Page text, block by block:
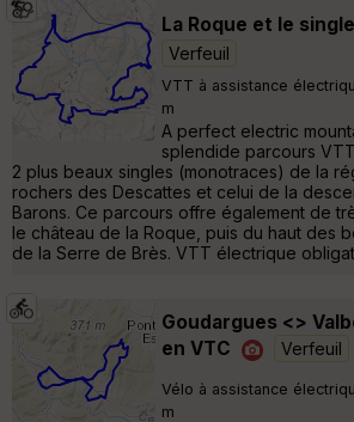
La Roque et le
Verfeuil
VTT à assistance
m
A perfect electric
splendide parcours
2 plus beaux singles (monotraces) de la
rochers des Descattes et celui de la
Barons. Ce parcours offre également de
le château de la Roque, puis du haut des
de la Serre de Brès. VTT électrique
Goudargues <>
en VTC
Verfeuil
Vélo à assistance
m